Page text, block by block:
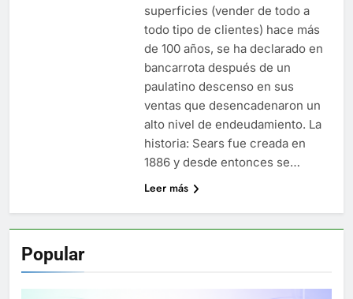
superficies (vender de todo a
todo tipo de clientes) hace más
de 100 años, se ha declarado en
bancarrota después de un
paulatino descenso en sus
ventas que desencadenaron un
alto nivel de endeudamiento. La
historia: Sears fue creada en
1886 y desde entonces se…
Leer más
Popular